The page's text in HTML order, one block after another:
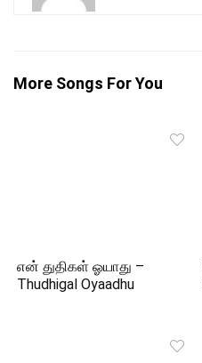
More Songs For You
என் துதிகள் ஓயாது –
Thudhigal Oyaadhu